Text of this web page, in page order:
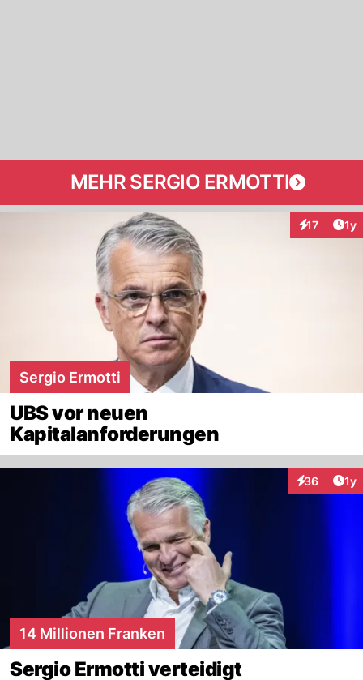
MEHR SERGIO ERMOTTI
17 1y
Sergio Ermotti
UBS vor neuen
Kapitalanforderungen
36 1y
14 Millionen Franken
Sergio Ermotti verteidigt